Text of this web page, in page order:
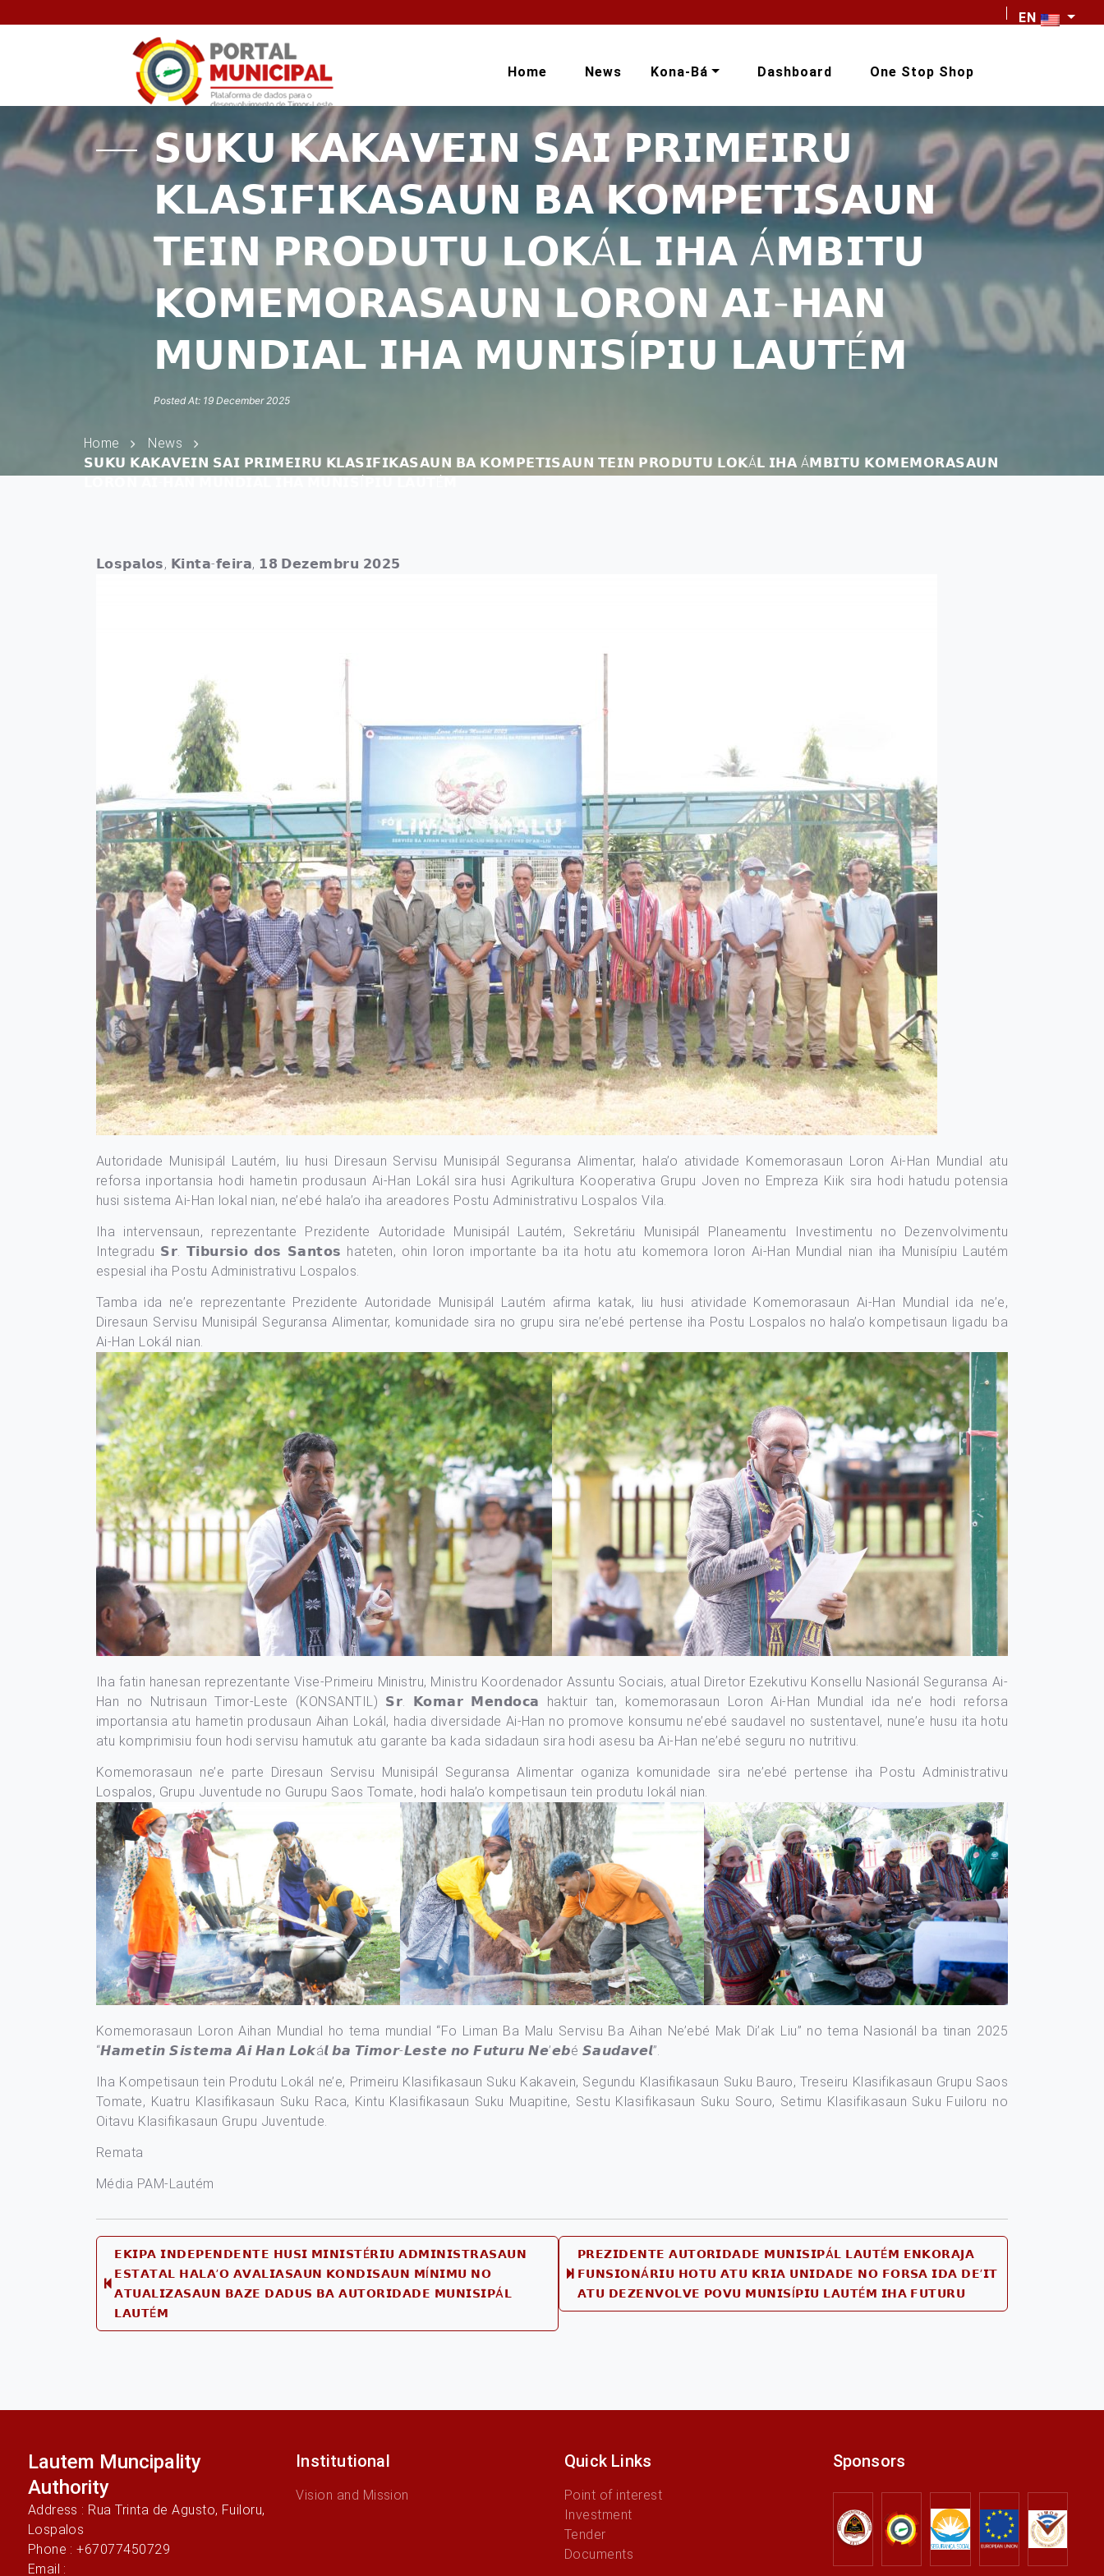
EN
Home News Kona-Bá Dashboard One Stop Shop
𝗦𝗨𝗞𝗨 𝗞𝗔𝗞𝗔𝗩𝗘𝗜𝗡 𝗦𝗔𝗜 𝗣𝗥𝗜𝗠𝗘𝗜𝗥𝗨
𝗞𝗟𝗔𝗦𝗜𝗙𝗜𝗞𝗔𝗦𝗔𝗨𝗡 𝗕𝗔 𝗞𝗢𝗠𝗣𝗘𝗧𝗜𝗦𝗔𝗨𝗡
𝗧𝗘𝗜𝗡 𝗣𝗥𝗢𝗗𝗨𝗧𝗨 𝗟𝗢𝗞Á𝗟 𝗜𝗛𝗔 Á𝗠𝗕𝗜𝗧𝗨
𝗞𝗢𝗠𝗘𝗠𝗢𝗥𝗔𝗦𝗔𝗨𝗡 𝗟𝗢𝗥𝗢𝗡 𝗔𝗜-𝗛𝗔𝗡
𝗠𝗨𝗡𝗗𝗜𝗔𝗟 𝗜𝗛𝗔 𝗠𝗨𝗡𝗜𝗦Í𝗣𝗜𝗨 𝗟𝗔𝗨𝗧É𝗠
Posted At: 19 December 2025
Home
News
𝗦𝗨𝗞𝗨 𝗞𝗔𝗞𝗔𝗩𝗘𝗜𝗡 𝗦𝗔𝗜 𝗣𝗥𝗜𝗠𝗘𝗜𝗥𝗨 𝗞𝗟𝗔𝗦𝗜𝗙𝗜𝗞𝗔𝗦𝗔𝗨𝗡 𝗕𝗔 𝗞𝗢𝗠𝗣𝗘𝗧𝗜𝗦𝗔𝗨𝗡 𝗧𝗘𝗜𝗡 𝗣𝗥𝗢𝗗𝗨𝗧𝗨 𝗟𝗢𝗞Á𝗟 𝗜𝗛𝗔 Á𝗠𝗕𝗜𝗧𝗨 𝗞𝗢𝗠𝗘𝗠𝗢𝗥𝗔𝗦𝗔𝗨𝗡
𝗟𝗼𝘀𝗽𝗮𝗹𝗼𝘀, 𝗞𝗶𝗻𝘁𝗮-𝗳𝗲𝗶𝗿𝗮, 𝟭𝟴 𝗗𝗲𝘇𝗲𝗺𝗯𝗿𝘂 𝟮𝟬𝟮𝟱
Autoridade Munisipál Lautém, liu husi Diresaun Servisu Munisipál Seguransa Alimentar, hala’o atividade Komemorasaun Loron Ai-Han Mundial atu
reforsa inportansia hodi hametin produsaun Ai-Han Lokál sira husi Agrikultura Kooperativa Grupu Joven no Empreza Kiik sira hodi hatudu potensia
husi sistema Ai-Han lokal nian, ne’ebé hala’o iha areadores Postu Administrativu Lospalos Vila.
Iha intervensaun, reprezentante Prezidente Autoridade Munisipál Lautém, Sekretáriu Munisipál Planeamentu Investimentu no Dezenvolvimentu
Integradu 𝗦𝗿. 𝗧𝗶𝗯𝘂𝗿𝘀𝗶𝗼 𝗱𝗼𝘀 𝗦𝗮𝗻𝘁𝗼𝘀 hateten, ohin loron importante ba ita hotu atu komemora loron Ai-Han Mundial nian iha Munisípiu Lautém
espesial iha Postu Administrativu Lospalos.
Tamba ida ne’e reprezentante Prezidente Autoridade Munisipál Lautém afirma katak, liu husi atividade Komemorasaun Ai-Han Mundial ida ne’e,
Diresaun Servisu Munisipál Seguransa Alimentar, komunidade sira no grupu sira ne’ebé pertense iha Postu Lospalos no hala’o kompetisaun ligadu ba
Ai-Han Lokál nian.
Iha fatin hanesan reprezentante Vise-Primeiru Ministru, Ministru Koordenador Assuntu Sociais, atual Diretor Ezekutivu Konsellu Nasionál Seguransa Ai-
Han no Nutrisaun Timor-Leste (KONSANTIL) 𝗦𝗿. 𝗞𝗼𝗺𝗮𝗿 𝗠𝗲𝗻𝗱𝗼𝗰𝗮 haktuir tan, komemorasaun Loron Ai-Han Mundial ida ne’e hodi reforsa
importansia atu hametin produsaun Aihan Lokál, hadia diversidade Ai-Han no promove konsumu ne’ebé saudavel no sustentavel, nune’e husu ita hotu
atu komprimisiu foun hodi servisu hamutuk atu garante ba kada sidadaun sira hodi asesu ba Ai-Han ne’ebé seguru no nutritivu.
Komemorasaun ne’e parte Diresaun Servisu Munisipál Seguransa Alimentar oganiza komunidade sira ne’ebé pertense iha Postu Administrativu
Lospalos, Grupu Juventude no Gurupu Saos Tomate, hodi hala’o kompetisaun tein produtu lokál nian.
Komemorasaun Loron Aihan Mundial ho tema mundial “Fo Liman Ba Malu Servisu Ba Aihan Ne’ebé Mak Di’ak Liu” no tema Nasionál ba tinan 2025
“𝙃𝙖𝙢𝙚𝙩𝙞𝙣 𝙎𝙞𝙨𝙩𝙚𝙢𝙖 𝘼𝙞 𝙃𝙖𝙣 𝙇𝙤𝙠á𝙡 𝙗𝙖 𝙏𝙞𝙢𝙤𝙧-𝙇𝙚𝙨𝙩𝙚 𝙣𝙤 𝙁𝙪𝙩𝙪𝙧𝙪 𝙉𝙚’𝙚𝙗é 𝙎𝙖𝙪𝙙𝙖𝙫𝙚𝙡”.
Iha Kompetisaun tein Produtu Lokál ne’e, Primeiru Klasifikasaun Suku Kakavein, Segundu Klasifikasaun Suku Bauro, Treseiru Klasifikasaun Grupu Saos
Tomate, Kuatru Klasifikasaun Suku Raca, Kintu Klasifikasaun Suku Muapitine, Sestu Klasifikasaun Suku Souro, Setimu Klasifikasaun Suku Fuiloru no
Oitavu Klasifikasaun Grupu Juventude.
Remata
Média PAM-Lautém
Post
navigation
Previous
𝗘𝗞𝗜𝗣𝗔 𝗜𝗡𝗗𝗘𝗣𝗘𝗡𝗗𝗘𝗡𝗧𝗘 𝗛𝗨𝗦𝗜 𝗠𝗜𝗡𝗜𝗦𝗧É𝗥𝗜𝗨 𝗔𝗗𝗠𝗜𝗡𝗜𝗦𝗧𝗥𝗔𝗦𝗔𝗨𝗡
𝗘𝗦𝗧𝗔𝗧𝗔𝗟 𝗛𝗔𝗟𝗔’𝗢 𝗔𝗩𝗔𝗟𝗜𝗔𝗦𝗔𝗨𝗡 𝗞𝗢𝗡𝗗𝗜𝗦𝗔𝗨𝗡 𝗠Í𝗡𝗜𝗠𝗨 𝗡𝗢
𝗔𝗧𝗨𝗔𝗟𝗜𝗭𝗔𝗦𝗔𝗨𝗡 𝗕𝗔𝗭𝗘 𝗗𝗔𝗗𝗨𝗦 𝗕𝗔 𝗔𝗨𝗧𝗢𝗥𝗜𝗗𝗔𝗗𝗘 𝗠𝗨𝗡𝗜𝗦𝗜𝗣Á𝗟
𝗟𝗔𝗨𝗧É𝗠
Next
post:
𝗣𝗥𝗘𝗭𝗜𝗗𝗘𝗡𝗧𝗘 𝗔𝗨𝗧𝗢𝗥𝗜𝗗𝗔𝗗𝗘 𝗠𝗨𝗡𝗜𝗦𝗜𝗣Á𝗟 𝗟𝗔𝗨𝗧É𝗠 𝗘𝗡𝗞𝗢𝗥𝗔𝗝𝗔
𝗙𝗨𝗡𝗦𝗜𝗢𝗡Á𝗥𝗜𝗨 𝗛𝗢𝗧𝗨 𝗔𝗧𝗨 𝗞𝗥𝗜𝗔 𝗨𝗡𝗜𝗗𝗔𝗗𝗘 𝗡𝗢 𝗙𝗢𝗥𝗦𝗔 𝗜𝗗𝗔 𝗗𝗘’𝗜𝗧
𝗔𝗧𝗨 𝗗𝗘𝗭𝗘𝗡𝗩𝗢𝗟𝗩𝗘 𝗣𝗢𝗩𝗨 𝗠𝗨𝗡𝗜𝗦Í𝗣𝗜𝗨 𝗟𝗔𝗨𝗧É𝗠 𝗜𝗛𝗔 𝗙𝗨𝗧𝗨𝗥𝗨
Lautem Muncipality
Authority
Address : Rua Trinta de Agusto, Fuiloru,
Lospalos
Phone : +67077450729
Email :
Institutional
Vision and Mission
Quick Links
Point of interest
Investment
Tender
Documents
Sponsors